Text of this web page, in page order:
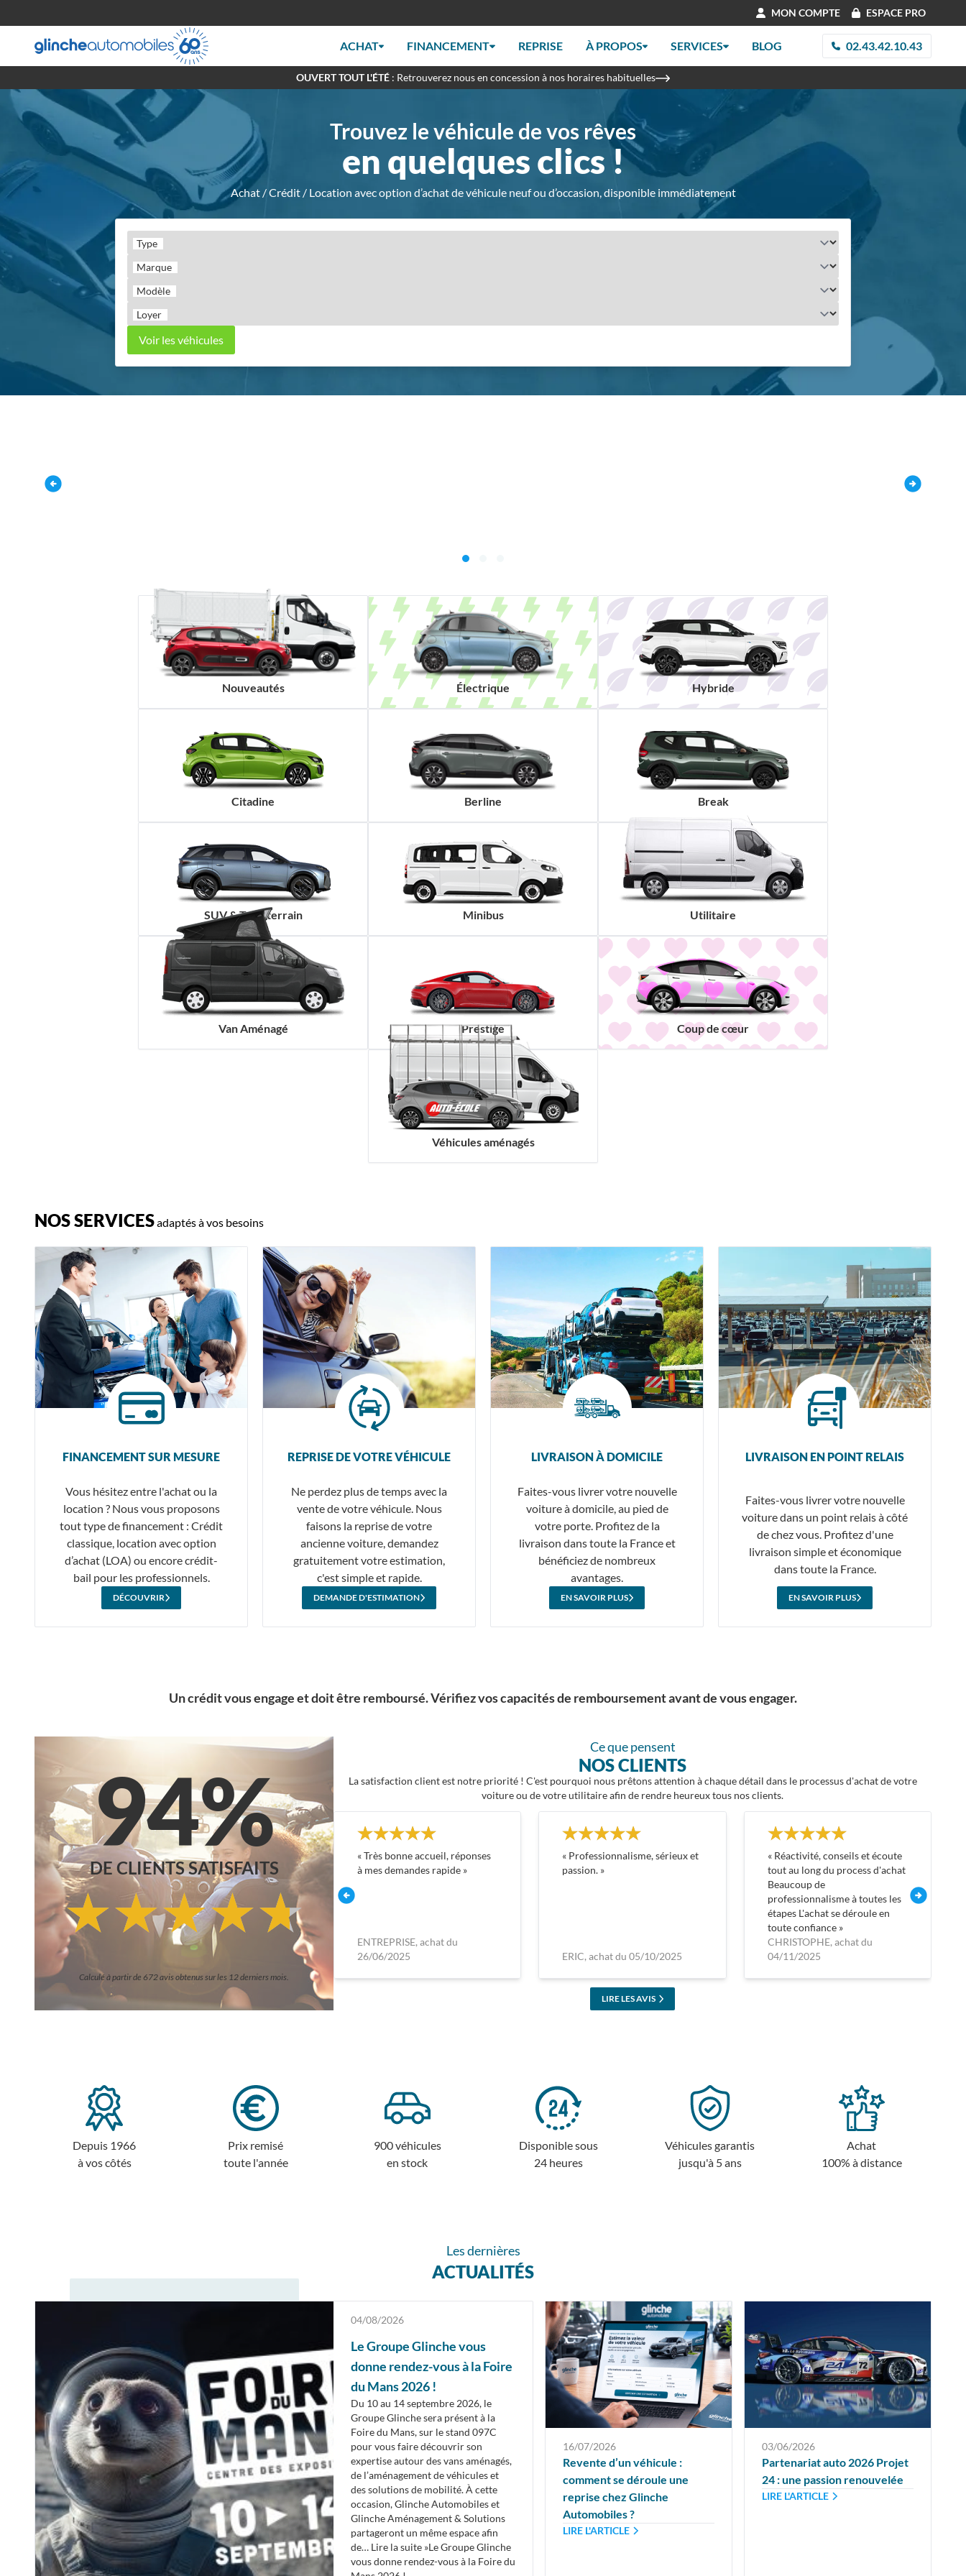
MON COMPTE ESPACE PRO
ACHAT FINANCEMENT REPRISE À PROPOS SERVICES BLOG 02.43.42.10.43
OUVERT TOUT L'ÉTÉ : Retrouverez nous en concession à nos horaires habituelles
Trouvez le véhicule de vos rêves
en quelques clics !
Achat / Crédit / Location avec option d’achat de véhicule neuf ou d’occasion, disponible immédiatement
Type
Marque
Modèle
Loyer
Voir les véhicules
Nouveautés Électrique Hybride
Citadine Berline Break
SUV & Tout-terrain Minibus Utilitaire
Van Aménagé Prestige Coup de cœur
Véhicules aménagés
NOS SERVICESadaptés à vos besoins
FINANCEMENT SUR MESURE
Vous hésitez entre l'achat ou la
location ? Nous vous proposons
tout type de financement : Crédit
classique, location avec option
d’achat (LOA) ou encore crédit-
bail pour les professionnels.
DÉCOUVRIR
REPRISE DE VOTRE VÉHICULE
Ne perdez plus de temps avec la
vente de votre véhicule. Nous
faisons la reprise de votre
ancienne voiture, demandez
gratuitement votre estimation,
c'est simple et rapide.
DEMANDE D'ESTIMATION
LIVRAISON À DOMICILE
Faites-vous livrer votre nouvelle
voiture à domicile, au pied de
votre porte. Profitez de la
livraison dans toute la France et
bénéficiez de nombreux
avantages.
EN SAVOIR PLUS
LIVRAISON EN POINT RELAIS
Faites-vous livrer votre nouvelle
voiture dans un point relais à côté
de chez vous. Profitez d'une
livraison simple et économique
dans toute la France.
EN SAVOIR PLUS
Un crédit vous engage et doit être remboursé. Vérifiez vos capacités de remboursement avant de vous engager.
94%
DE CLIENTS SATISFAITS
Calculé à partir de 672 avis obtenus sur les 12 derniers mois.
Ce que pensent
NOS CLIENTS
La satisfaction client est notre priorité ! C'est pourquoi nous prêtons attention à chaque détail dans le processus d'achat de votre
voiture ou de votre utilitaire afin de rendre heureux tous nos clients.
Très bonne accueil, réponses
à mes demandes rapide
ENTREPRISE, achat du
26/06/2025
Professionnalisme, sérieux et
passion.
ERIC, achat du 05/10/2025
Réactivité, conseils et écoute
tout au long du process d'achat
Beaucoup de
professionnalisme à toutes les
étapes L'achat se déroule en
toute confiance
CHRISTOPHE, achat du
04/11/2025
LIRE LES AVIS
Depuis 1966
à vos côtés
Prix remisé
toute l'année
900 véhicules
en stock
Disponible sous
24 heures
Véhicules garantis
jusqu'à 5 ans
Achat
100% à distance
Les dernières
ACTUALITÉS
04/08/2026
Le Groupe Glinche vous
donne rendez-vous à la Foire
du Mans 2026 !
Du 10 au 14 septembre 2026, le
Groupe Glinche sera présent à la
Foire du Mans, sur le stand 097C
pour vous faire découvrir son
expertise autour des vans aménagés,
de l’aménagement de véhicules et
des solutions de mobilité. À cette
occasion, Glinche Automobiles et
Glinche Aménagement & Solutions
partageront un même espace afin
de… Lire la suite »Le Groupe Glinche
vous donne rendez-vous à la Foire du
16/07/2026
Revente d’un véhicule :
comment se déroule une
reprise chez Glinche
Automobiles ?
LIRE L'ARTICLE
03/06/2026
Partenariat auto 2026 Projet
24 : une passion renouvelée
LIRE L'ARTICLE